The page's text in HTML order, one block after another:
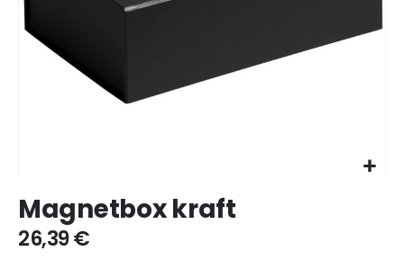
Anfang
der
Bildgalerie
Magnetbox kraft
26,39 €